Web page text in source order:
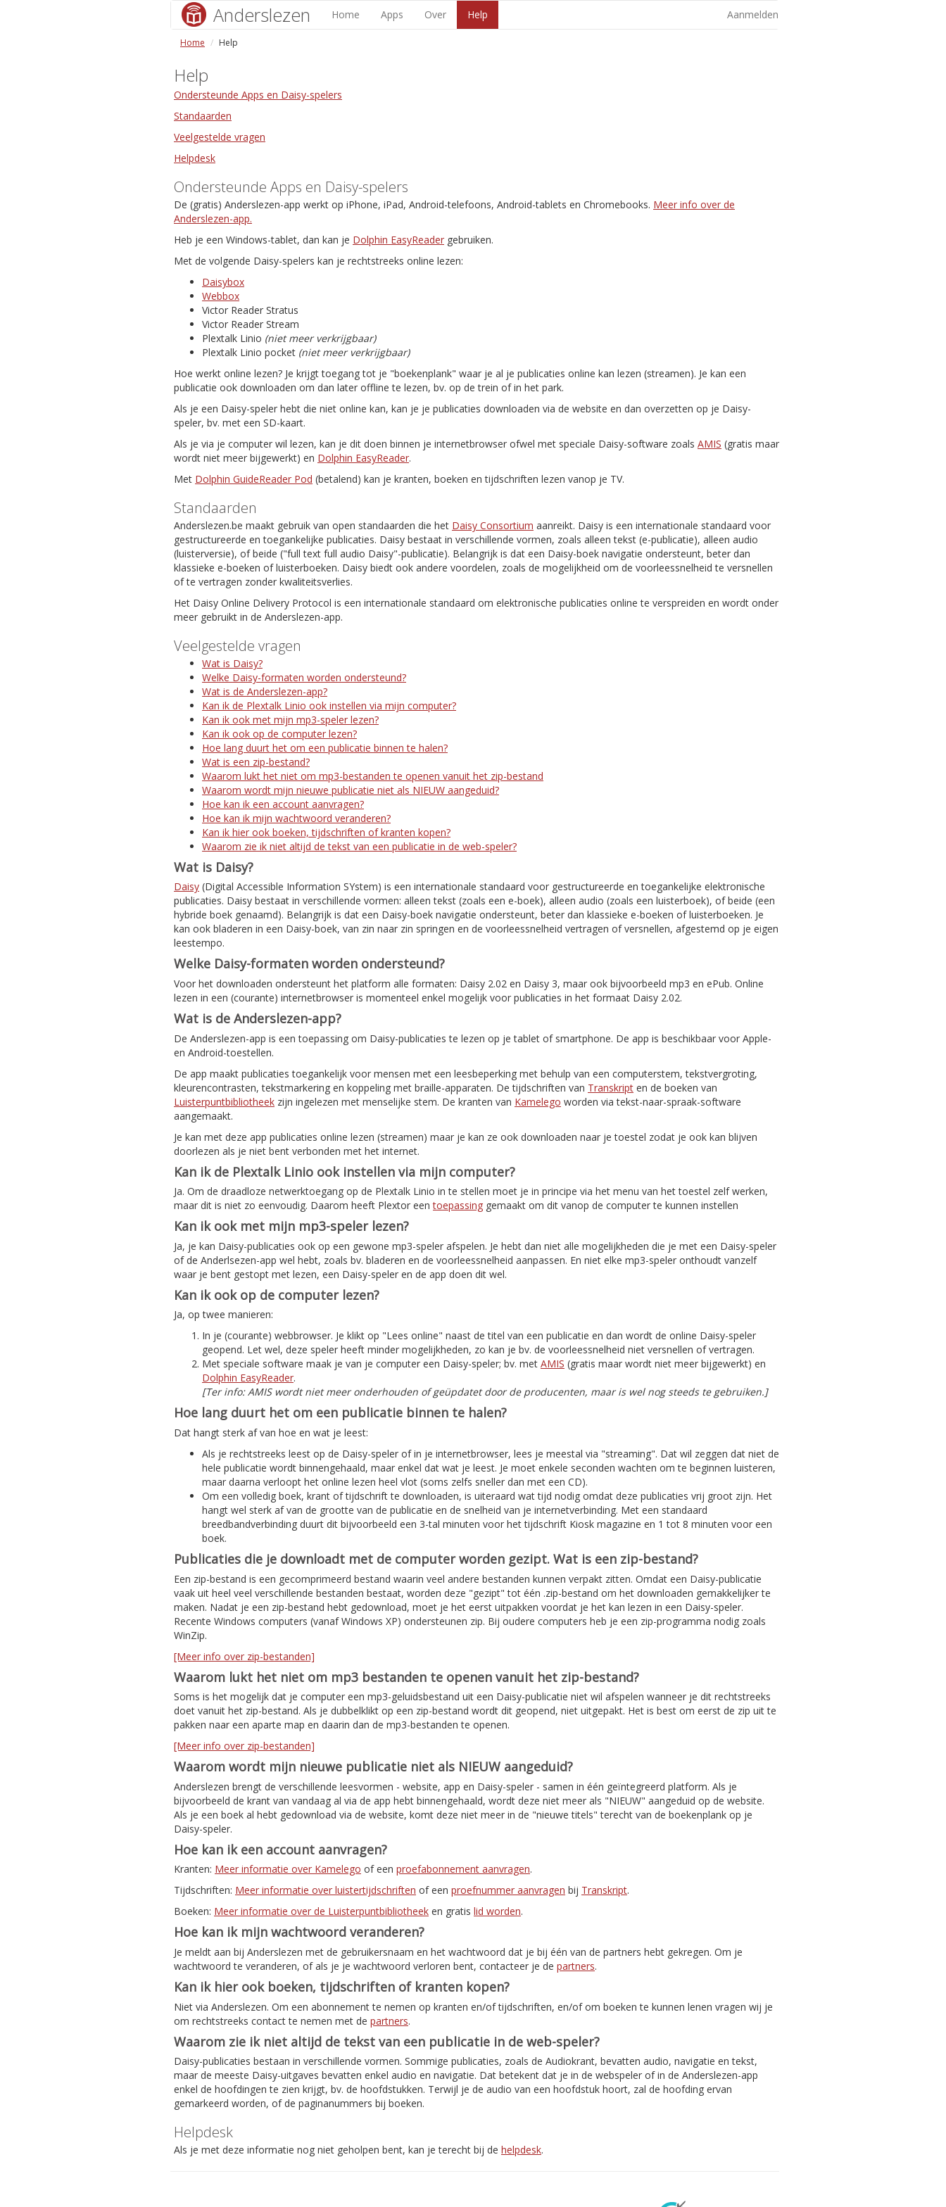
Anderslezen Home Apps Over Help Aanmelden
Home Help
Help
Ondersteunde Apps en Daisy-spelers
Standaarden
Veelgestelde vragen
Helpdesk
Ondersteunde Apps en Daisy-spelers
De (gratis) Anderslezen-app werkt op iPhone, iPad, Android-telefoons, Android-tablets en Chromebooks. Meer info over de
Anderslezen-app.
Heb je een Windows-tablet, dan kan je Dolphin EasyReader gebruiken.
Met de volgende Daisy-spelers kan je rechtstreeks online lezen:
Daisybox
Webbox
Victor Reader Stratus
Victor Reader Stream
Plextalk Linio (niet meer verkrijgbaar)
Plextalk Linio pocket (niet meer verkrijgbaar)
Hoe werkt online lezen? Je krijgt toegang tot je "boekenplank" waar je al je publicaties online kan lezen (streamen). Je kan een
publicatie ook downloaden om dan later offline te lezen, bv. op de trein of in het park.
Als je een Daisy-speler hebt die niet online kan, kan je je publicaties downloaden via de website en dan overzetten op je Daisy-
speler, bv. met een SD-kaart.
Als je via je computer wil lezen, kan je dit doen binnen je internetbrowser ofwel met speciale Daisy-software zoals AMIS (gratis maar
wordt niet meer bijgewerkt) en Dolphin EasyReader.
Met Dolphin GuideReader Pod (betalend) kan je kranten, boeken en tijdschriften lezen vanop je TV.
Standaarden
Anderslezen.be maakt gebruik van open standaarden die het Daisy Consortium aanreikt. Daisy is een internationale standaard voor
gestructureerde en toegankelijke publicaties. Daisy bestaat in verschillende vormen, zoals alleen tekst (e-publicatie), alleen audio
(luisterversie), of beide ("full text full audio Daisy"-publicatie). Belangrijk is dat een Daisy-boek navigatie ondersteunt, beter dan
klassieke e-boeken of luisterboeken. Daisy biedt ook andere voordelen, zoals de mogelijkheid om de voorleessnelheid te versnellen
of te vertragen zonder kwaliteitsverlies.
Het Daisy Online Delivery Protocol is een internationale standaard om elektronische publicaties online te verspreiden en wordt onder
meer gebruikt in de Anderslezen-app.
Veelgestelde vragen
Wat is Daisy?
Welke Daisy-formaten worden ondersteund?
Wat is de Anderslezen-app?
Kan ik de Plextalk Linio ook instellen via mijn computer?
Kan ik ook met mijn mp3-speler lezen?
Kan ik ook op de computer lezen?
Hoe lang duurt het om een publicatie binnen te halen?
Wat is een zip-bestand?
Waarom lukt het niet om mp3-bestanden te openen vanuit het zip-bestand
Waarom wordt mijn nieuwe publicatie niet als NIEUW aangeduid?
Hoe kan ik een account aanvragen?
Hoe kan ik mijn wachtwoord veranderen?
Kan ik hier ook boeken, tijdschriften of kranten kopen?
Waarom zie ik niet altijd de tekst van een publicatie in de web-speler?
Wat is Daisy?
Daisy (Digital Accessible Information SYstem) is een internationale standaard voor gestructureerde en toegankelijke elektronische
publicaties. Daisy bestaat in verschillende vormen: alleen tekst (zoals een e-boek), alleen audio (zoals een luisterboek), of beide (een
hybride boek genaamd). Belangrijk is dat een Daisy-boek navigatie ondersteunt, beter dan klassieke e-boeken of luisterboeken. Je
kan ook bladeren in een Daisy-boek, van zin naar zin springen en de voorleessnelheid vertragen of versnellen, afgestemd op je eigen
leestempo.
Welke Daisy-formaten worden ondersteund?
Voor het downloaden ondersteunt het platform alle formaten: Daisy 2.02 en Daisy 3, maar ook bijvoorbeeld mp3 en ePub. Online
lezen in een (courante) internetbrowser is momenteel enkel mogelijk voor publicaties in het formaat Daisy 2.02.
Wat is de Anderslezen-app?
De Anderslezen-app is een toepassing om Daisy-publicaties te lezen op je tablet of smartphone. De app is beschikbaar voor Apple-
en Android-toestellen.
De app maakt publicaties toegankelijk voor mensen met een leesbeperking met behulp van een computerstem, tekstvergroting,
kleurencontrasten, tekstmarkering en koppeling met braille-apparaten. De tijdschriften van Transkript en de boeken van
Luisterpuntbibliotheek zijn ingelezen met menselijke stem. De kranten van Kamelego worden via tekst-naar-spraak-software
aangemaakt.
Je kan met deze app publicaties online lezen (streamen) maar je kan ze ook downloaden naar je toestel zodat je ook kan blijven
doorlezen als je niet bent verbonden met het internet.
Kan ik de Plextalk Linio ook instellen via mijn computer?
Ja. Om de draadloze netwerktoegang op de Plextalk Linio in te stellen moet je in principe via het menu van het toestel zelf werken,
maar dit is niet zo eenvoudig. Daarom heeft Plextor eentoepassing gemaakt om dit vanop de computer te kunnen instellen
Kan ik ook met mijn mp3-speler lezen?
Ja, je kan Daisy-publicaties ook op een gewone mp3-speler afspelen. Je hebt dan niet alle mogelijkheden die je met een Daisy-speler
of de Anderlsezen-app wel hebt, zoals bv. bladeren en de voorleessnelheid aanpassen. En niet elke mp3-speler onthoudt vanzelf
waar je bent gestopt met lezen, een Daisy-speler en de app doen dit wel.
Kan ik ook op de computer lezen?
Ja, op twee manieren:
In je (courante) webbrowser. Je klikt op "Lees online" naast de titel van een publicatie en dan wordt de online Daisy-speler
geopend. Let wel, deze speler heeft minder mogelijkheden, zo kan je bv. de voorleessnelheid niet versnellen of vertragen.
Met speciale software maak je van je computer een Daisy-speler; bv. met AMIS (gratis maar wordt niet meer bijgewerkt) en
Dolphin EasyReader.
[Ter info: AMIS wordt niet meer onderhouden of geüpdatet door de producenten, maar is wel nog steeds te gebruiken.]
Hoe lang duurt het om een publicatie binnen te halen?
Dat hangt sterk af van hoe en wat je leest:
Als je rechtstreeks leest op de Daisy-speler of in je internetbrowser, lees je meestal via "streaming". Dat wil zeggen dat niet de
hele publicatie wordt binnengehaald, maar enkel dat wat je leest. Je moet enkele seconden wachten om te beginnen luisteren,
maar daarna verloopt het online lezen heel vlot (soms zelfs sneller dan met een CD).
Om een volledig boek, krant of tijdschrift te downloaden, is uiteraard wat tijd nodig omdat deze publicaties vrij groot zijn. Het
hangt wel sterk af van de grootte van de publicatie en de snelheid van je internetverbinding. Met een standaard
breedbandverbinding duurt dit bijvoorbeeld een 3-tal minuten voor het tijdschrift Kiosk magazine en 1 tot 8 minuten voor een
boek.
Publicaties die je downloadt met de computer worden gezipt. Wat is een zip-bestand?
Een zip-bestand is een gecomprimeerd bestand waarin veel andere bestanden kunnen verpakt zitten. Omdat een Daisy-publicatie
vaak uit heel veel verschillende bestanden bestaat, worden deze "gezipt" tot één .zip-bestand om het downloaden gemakkelijker te
maken. Nadat je een zip-bestand hebt gedownload, moet je het eerst uitpakken voordat je het kan lezen in een Daisy-speler.
Recente Windows computers (vanaf Windows XP) ondersteunen zip. Bij oudere computers heb je een zip-programma nodig zoals
WinZip.
[Meer info over zip-bestanden]
Waarom lukt het niet om mp3 bestanden te openen vanuit het zip-bestand?
Soms is het mogelijk dat je computer een mp3-geluidsbestand uit een Daisy-publicatie niet wil afspelen wanneer je dit rechtstreeks
doet vanuit het zip-bestand. Als je dubbelklikt op een zip-bestand wordt dit geopend, niet uitgepakt. Het is best om eerst de zip uit te
pakken naar een aparte map en daarin dan de mp3-bestanden te openen.
[Meer info over zip-bestanden]
Waarom wordt mijn nieuwe publicatie niet als NIEUW aangeduid?
Anderslezen brengt de verschillende leesvormen - website, app en Daisy-speler - samen in één geïntegreerd platform. Als je
bijvoorbeeld de krant van vandaag al via de app hebt binnengehaald, wordt deze niet meer als "NIEUW" aangeduid op de website.
Als je een boek al hebt gedownload via de website, komt deze niet meer in de "nieuwe titels" terecht van de boekenplank op je
Daisy-speler.
Hoe kan ik een account aanvragen?
Kranten: Meer informatie over Kamelego of een proefabonnement aanvragen.
Tijdschriften: Meer informatie over luistertijdschriften of een proefnummer aanvragen bij Transkript.
Boeken: Meer informatie over de Luisterpuntbibliotheek en gratis lid worden.
Hoe kan ik mijn wachtwoord veranderen?
Je meldt aan bij Anderslezen met de gebruikersnaam en het wachtwoord dat je bij één van de partners hebt gekregen. Om je
wachtwoord te veranderen, of als je je wachtwoord verloren bent, contacteer je de partners.
Kan ik hier ook boeken, tijdschriften of kranten kopen?
Niet via Anderslezen. Om een abonnement te nemen op kranten en/of tijdschriften, en/of om boeken te kunnen lenen vragen wij je
om rechtstreeks contact te nemen met de partners.
Waarom zie ik niet altijd de tekst van een publicatie in de web-speler?
Daisy-publicaties bestaan in verschillende vormen. Sommige publicaties, zoals de Audiokrant, bevatten audio, navigatie en tekst,
maar de meeste Daisy-uitgaves bevatten enkel audio en navigatie. Dat betekent dat je in de webspeler of in de Anderslezen-app
enkel de hoofdingen te zien krijgt, bv. de hoofdstukken. Terwijl je de audio van een hoofdstuk hoort, zal de hoofding ervan
gemarkeerd worden, of de paginanummers bij boeken.
Helpdesk
Als je met deze informatie nog niet geholpen bent, kan je terecht bij de helpdesk.